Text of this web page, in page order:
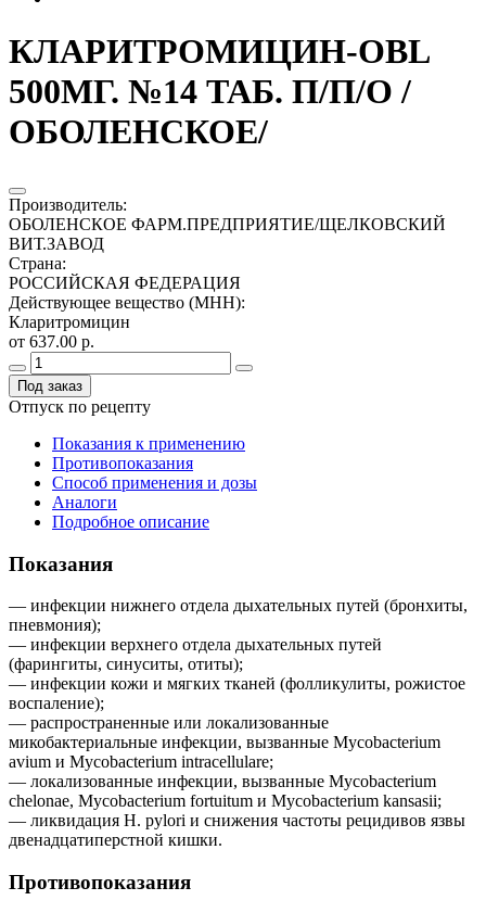
КЛАРИТРОМИЦИН-OBL
500МГ. №14 ТАБ. П/П/О /
ОБОЛЕНСКОЕ/
Производитель:
ОБОЛЕНСКОЕ ФАРМ.ПРЕДПРИЯТИЕ/ЩЕЛКОВСКИЙ
ВИТ.ЗАВОД
Страна:
РОССИЙСКАЯ ФЕДЕРАЦИЯ
Действующее вещество (МНН):
Кларитромицин
от 637.00 р.
Под заказ
Отпуск по рецепту
Показания к применению
Противопоказания
Способ применения и дозы
Аналоги
Подробное описание
Показания
— инфекции нижнего отдела дыхательных путей (бронхиты,
пневмония);
— инфекции верхнего отдела дыхательных путей
(фарингиты, синуситы, отиты);
— инфекции кожи и мягких тканей (фолликулиты, рожистое
воспаление);
— распространенные или локализованные
микобактериальные инфекции, вызванные Mycobacterium
avium и Mycobacterium intracellulare;
— локализованные инфекции, вызванные Mycobacterium
chelonae, Mycobacterium fortuitum и Mycobacterium kansasii;
— ликвидация H. pylori и снижения частоты рецидивов язвы
двенадцатиперстной кишки.
Противопоказания